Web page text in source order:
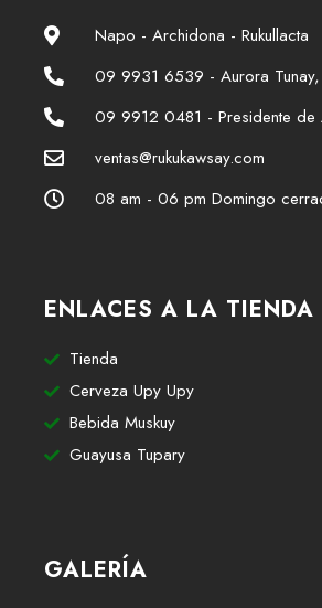
Napo - Archidona - Rukullacta
09 9931 6539 - Aurora Tunay,
09 9912 0481 - Presidente de
ventas@rukukawsay.com
08 am - 06 pm Domingo
ENLACES A LA TIENDA
Tienda
Cerveza Upy Upy
Bebida Muskuy
Guayusa Tupary
GALERÍA